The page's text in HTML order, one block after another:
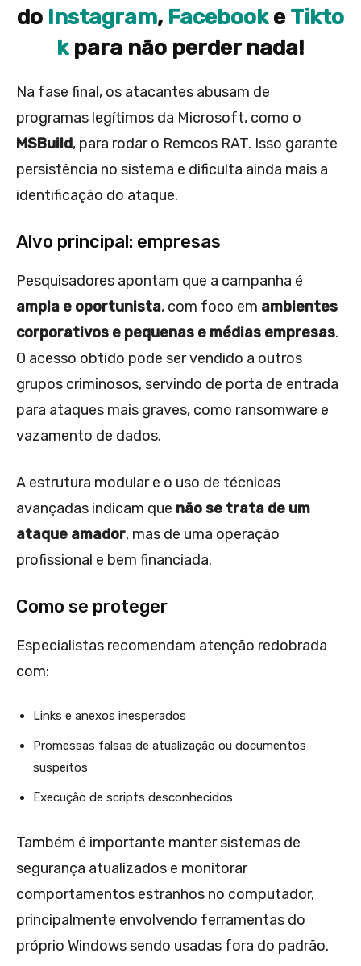
do Instagram, FacebookeTikto
k para não perder nada!
Na fase final, os atacantes abusam de
programas legítimos da Microsoft, como o
MSBuild, para rodar o Remcos RAT. Isso garante
persistência no sistema e dificulta ainda mais a
identificação do ataque.
Alvo principal: empresas
Pesquisadores apontam que a campanha é
ampla e oportunista, com foco em ambientes
corporativos e pequenas e médias empresas.
O acesso obtido pode ser vendido a outros
grupos criminosos, servindo de porta de entrada
para ataques mais graves, como ransomware e
vazamento de dados.
A estrutura modular e o uso de técnicas
avançadas indicam que não se trata de um
ataque amador, mas de uma operação
profissional e bem financiada.
Como se proteger
Especialistas recomendam atenção redobrada
com:
Links e anexos inesperados
Promessas falsas de atualização ou documentos
suspeitos
Execução de scripts desconhecidos
Também é importante manter sistemas de
segurança atualizados e monitorar
comportamentos estranhos no computador,
principalmente envolvendo ferramentas do
próprio Windows sendo usadas fora do padrão.